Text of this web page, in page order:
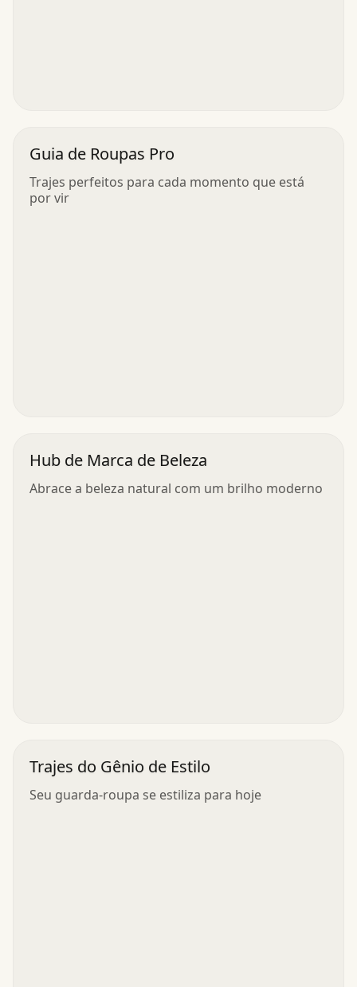
Guia de Roupas Pro
Trajes perfeitos para cada momento que está
por vir
Hub de Marca de Beleza
Abrace a beleza natural com um brilho moderno
Trajes do Gênio de Estilo
Seu guarda-roupa se estiliza para hoje